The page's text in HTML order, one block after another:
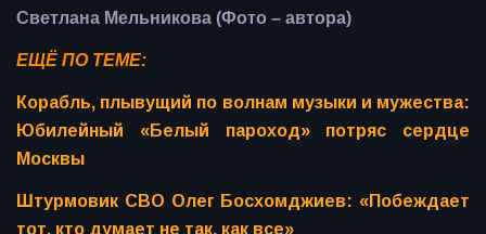
Светлана Мельникова (Фото – автора)
ЕЩЁ ПО ТЕМЕ:
Корабль, плывущий по волнам музыки и мужества:
Юбилейный «Белый пароход» потряс сердце
Москвы
Штурмовик СВО Олег Босхомджиев: «Побеждает
тот, кто думает не так, как все»